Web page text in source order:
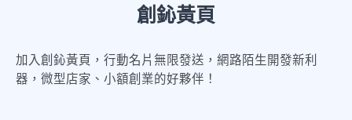
創鈊黃頁
加入創鈊黃頁，行動名片無限發送，網路陌生開發新利
器，微型店家、小額創業的好夥伴！